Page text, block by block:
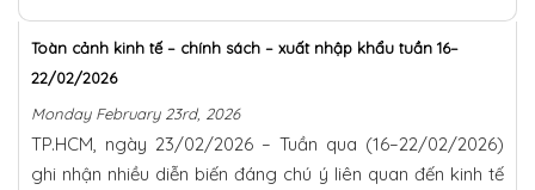
Toàn cảnh kinh tế – chính sách – xuất nhập khẩu tuần 16–
22/02/2026
Monday February 23rd, 2026
TP.HCM, ngày 23/02/2026 – Tuần qua (16–22/02/2026)
ghi nhận nhiều diễn biến đáng chú ý liên quan đến kinh tế